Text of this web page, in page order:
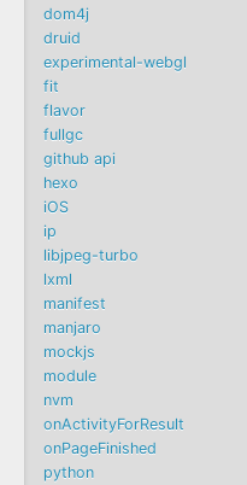
dom4j
druid
experimental-webgl
fit
flavor
fullgc
github api
hexo
iOS
ip
libjpeg-turbo
lxml
manifest
manjaro
mockjs
module
nvm
onActivityForResult
onPageFinished
python